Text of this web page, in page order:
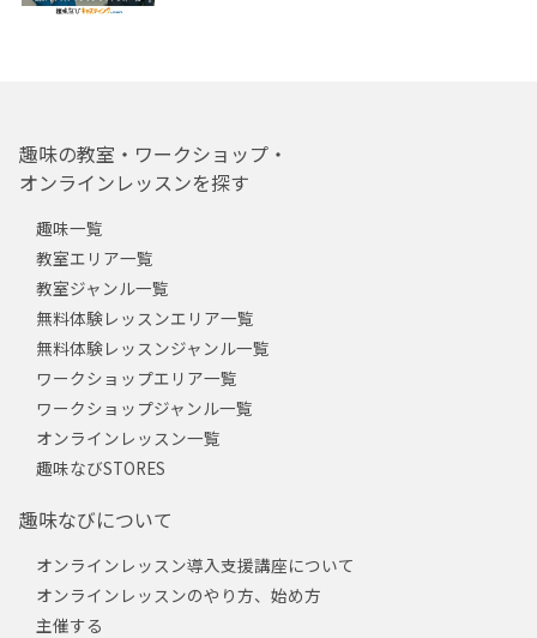
趣味の教室・ワークショップ・
オンラインレッスンを探す
趣味一覧
教室エリア一覧
教室ジャンル一覧
無料体験レッスンエリア一覧
無料体験レッスンジャンル一覧
ワークショップエリア一覧
ワークショップジャンル一覧
オンラインレッスン一覧
趣味なびSTORES
趣味なびについて
オンラインレッスン導入支援講座について
オンラインレッスンのやり方、始め方
主催する